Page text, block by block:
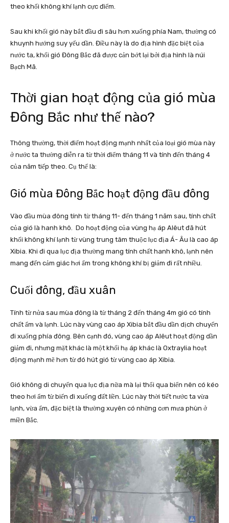
theo khối không khí lạnh cực điểm.
Sau khi khối gió này bắt đầu đi sâu hơn xuống phía Nam, thường có
khuynh hướng suy yếu dần. Điều này là do địa hình đặc biệt của
nước ta, khối gió Đông Bắc đã được cản bớt lại bởi địa hình là núi
Bạch Mã.
Thời gian hoạt động của gió mùa
Đông Bắc như thế nào?
Thông thường, thời điểm hoạt động mạnh nhất của loại gió mùa này
ở nước ta thường diễn ra từ thời điểm tháng 11 và tính đến tháng 4
của năm tiếp theo. Cụ thể là:
Gió mùa Đông Bắc hoạt động đầu đông
Vào đầu mùa đông tính từ tháng 11- đến tháng 1 năm sau, tính chất
của gió là hanh khô. Do hoạt động của vùng hạ áp Alêut đã hút
khối không khí lạnh từ vùng trung tâm thuộc lục địa Á- Âu là cao áp
Xibia. Khi đi qua lục địa thường mang tính chất hanh khô, lạnh nên
mang đến cảm giác hơi ẩm trong không khí bị giảm đi rất nhiều.
Cuối đông, đầu xuân
Tính từ nửa sau mùa đông là từ tháng 2 đến tháng 4m gió có tính
chất ẩm và lạnh. Lúc này vùng cao áp Xibia bắt đầu dần dịch chuyển
đi xuống phía đông. Bên cạnh đó, vùng cao áp Alêut hoạt động dần
giảm đi, nhưng mặt khác là một khối hạ áp khác là Oxtraylia hoạt
động mạnh mẽ hơn từ đó hút gió từ vùng cao áp Xibia.
Gió không di chuyển qua lục địa nữa mà lại thổi qua biển nên có kéo
theo hơi ẩm từ biển đi xuống đất liền. Lúc này thời tiết nước ta vừa
lạnh, vừa ẩm, đặc biệt là thường xuyên có những cơn mưa phùn ở
miền Bắc.